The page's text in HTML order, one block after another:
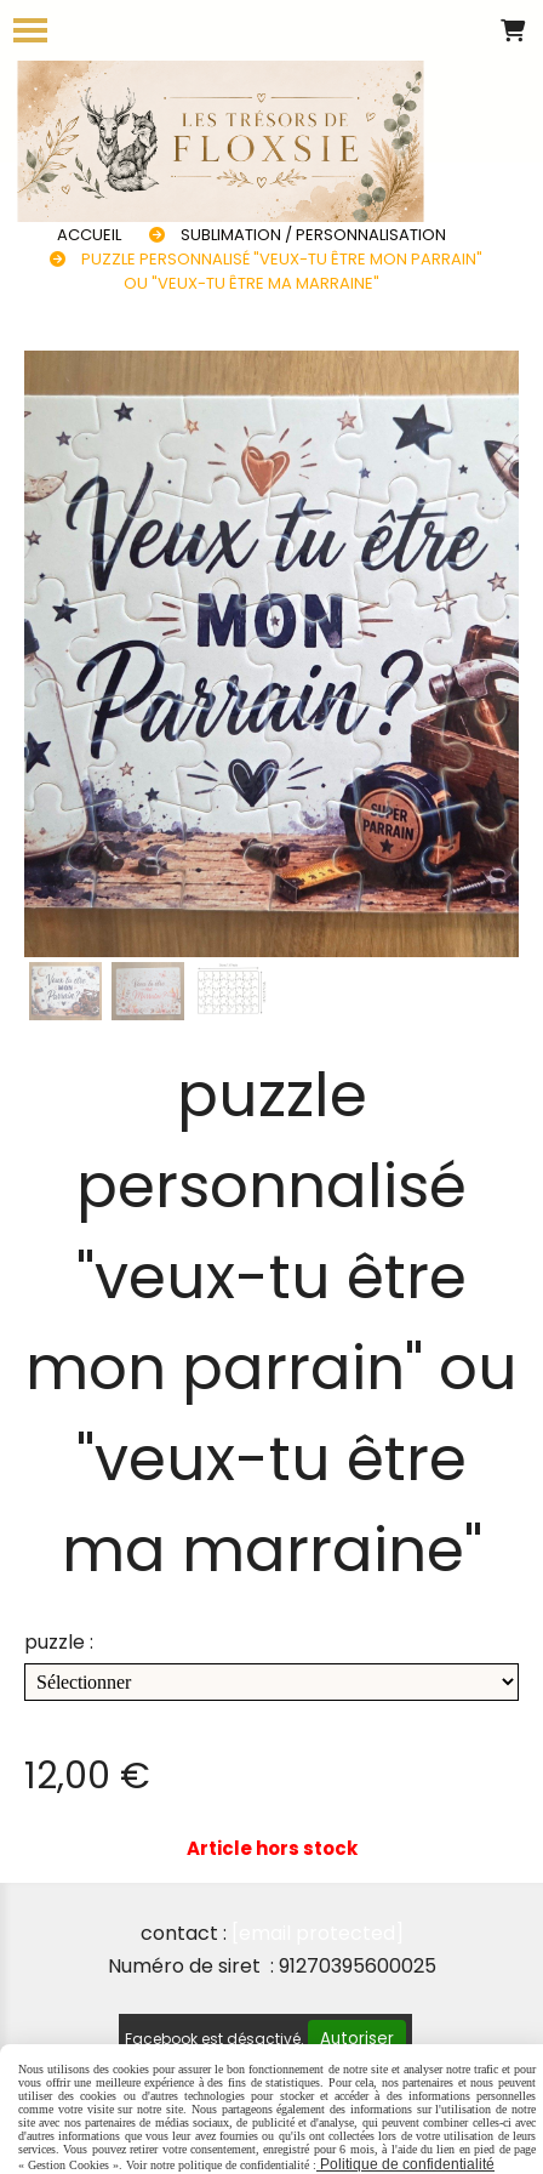
ACCUEIL
SUBLIMATION / PERSONNALISATION
PUZZLE PERSONNALISÉ "VEUX-TU ÊTRE MON PARRAIN"
OU "VEUX-TU ÊTRE MA MARRAINE"
puzzle
personnalisé
"veux-tu être
mon parrain" ou
"veux-tu être
ma marraine"
puzzle :
12,00 €
Article hors stock
contact :
Numéro de siret : 91270395600025
Facebook est désactivé. Autoriser
MENTIONS LÉGALES SE RÉTRACTER
POLITIQUE DE
CONFIDENTIALITÉ
GESTION COOKIES MON COMPTE
Nous utilisons des cookies pour assurer le bon fonctionnement de notre site et analyser notre trafic et pour
vous offrir une meilleure expérience à des fins de statistiques. Pour cela, nos partenaires et nous peuvent
utiliser des cookies ou d'autres technologies pour stocker et accéder à des informations personnelles
comme votre visite sur notre site. Nous partageons également des informations sur l'utilisation de notre
site avec nos partenaires de médias sociaux, de publicité et d'analyse, qui peuvent combiner celles-ci avec
d'autres informations que vous leur avez fournies ou qu'ils ont collectées lors de votre utilisation de leurs
services. Vous pouvez retirer votre consentement, enregistré pour 6 mois, à l'aide du lien en pied de page
« Gestion Cookies ». Voir notre politique de confidentialité : Politique de confidentialité